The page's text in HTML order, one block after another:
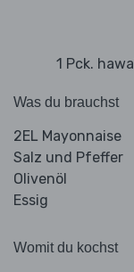
1 Pck.
Was du brauchst
2EL Mayonnaise
Salz und Pfeffer
Olivenöl
Essig
Womit du kochst